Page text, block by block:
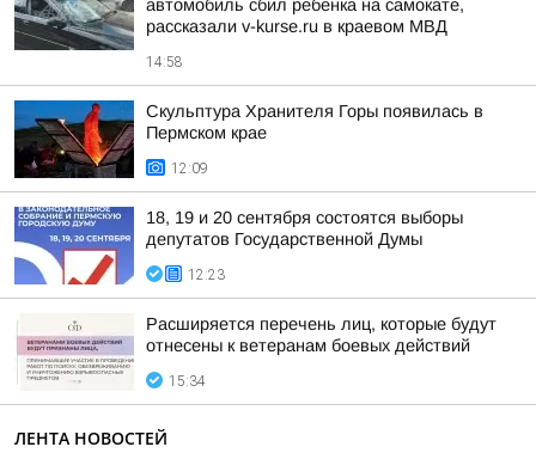
автомобиль сбил ребенка на самокате,
рассказали v-kurse.ru в краевом МВД
14:58
Скульптура Хранителя Горы появилась в
Пермском крае
12:09
18, 19 и 20 сентября состоятся выборы
депутатов Государственной Думы
12:23
Расширяется перечень лиц, которые будут
отнесены к ветеранам боевых действий
15:34
ЛЕНТА НОВОСТЕЙ